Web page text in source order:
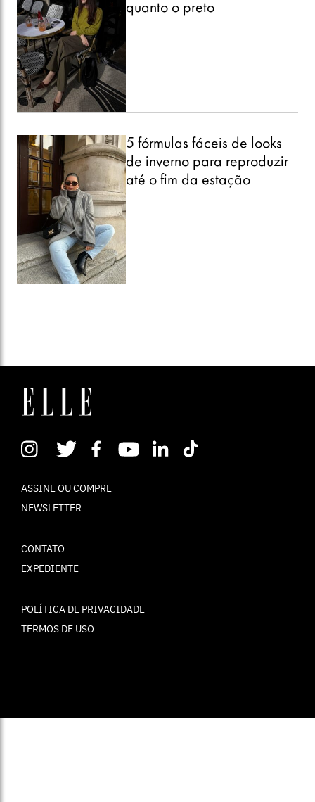
quanto o preto
5 fórmulas fáceis de looks
de inverno para reproduzir
até o fim da estação
ASSINE OU COMPRE
NEWSLETTER
CONTATO
EXPEDIENTE
POLÍTICA DE PRIVACIDADE
TERMOS DE USO